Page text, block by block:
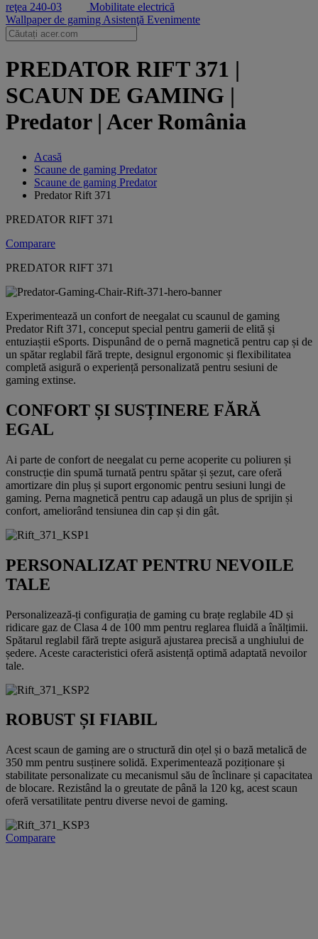
reţea
Mobilitate electrică
Wallpaper de gaming Asistenţă Evenimente
PREDATOR RIFT 371 |
SCAUN DE GAMING |
Predator | Acer România
Acasă
Scaune de gaming Predator
Scaune de gaming Predator
Predator Rift 371
PREDATOR RIFT 371
Comparare
PREDATOR RIFT 371
Experimentează un confort de neegalat cu scaunul de gaming
Predator Rift 371, conceput special pentru gamerii de elită și
entuziaștii eSports. Dispunând de o pernă magnetică pentru cap și de
un spătar reglabil fără trepte, designul ergonomic și flexibilitatea
completă asigură o experiență personalizată pentru sesiuni de
gaming extinse.
CONFORT ȘI SUSȚINERE FĂRĂ
EGAL
Ai parte de confort de neegalat cu perne acoperite cu poliuren și
construcție din spumă turnată pentru spătar și șezut, care oferă
amortizare din pluș și suport ergonomic pentru sesiuni lungi de
gaming. Perna magnetică pentru cap adaugă un plus de sprijin și
confort, ameliorând tensiunea din cap și din gât.
PERSONALIZAT PENTRU NEVOILE
TALE
Personalizează-ți configurația de gaming cu brațe reglabile 4D și
ridicare gaz de Clasa 4 de 100 mm pentru reglarea fluidă a înălțimii.
Spătarul reglabil fără trepte asigură ajustarea precisă a unghiului de
ședere. Aceste caracteristici oferă asistență optimă adaptată nevoilor
tale.
ROBUST ȘI FIABIL
Acest scaun de gaming are o structură din oțel și o bază metalică de
350 mm pentru susținere solidă. Experimentează poziționare și
stabilitate personalizate cu mecanismul său de înclinare și capacitatea
de blocare. Rezistând la o greutate de până la 120 kg, acest scaun
oferă versatilitate pentru diverse nevoi de gaming.
Comparare